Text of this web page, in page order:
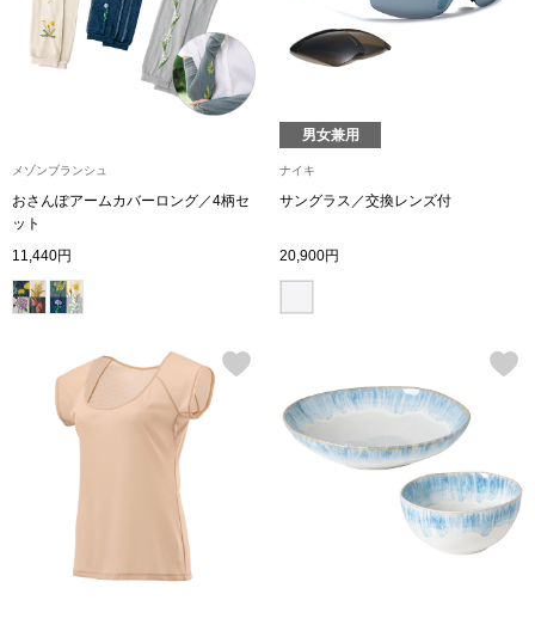
帽子
マフラー／ス
スカーフ／ス
メゾンブランシュ
おさんぽアームカバーロング／4柄セ
ット
11,440円
男女兼用
ナイキ
サングラス／交換レンズ付
20,900円